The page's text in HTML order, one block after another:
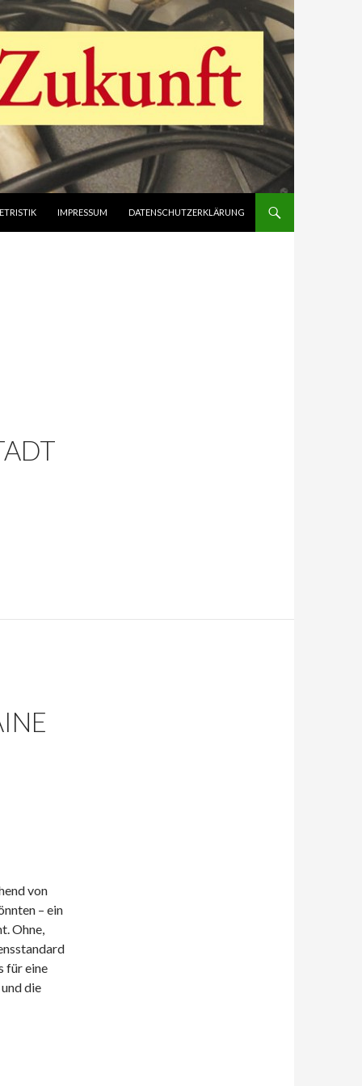
IMPRESSUM DATENSCHUTZERKLÄRUNG
von
– ein
Ohne,
für eine
die